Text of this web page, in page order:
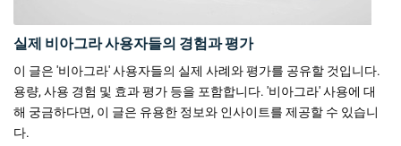
실제 비아그라 사용자들의 경험과 평가
이 글은 '비아그라' 사용자들의 실제 사례와 평가를 공유할 것입니다.
용량, 사용 경험 및 효과 평가 등을 포함합니다. '비아그라' 사용에 대
해 궁금하다면, 이 글은 유용한 정보와 인사이트를 제공할 수 있습니
다.